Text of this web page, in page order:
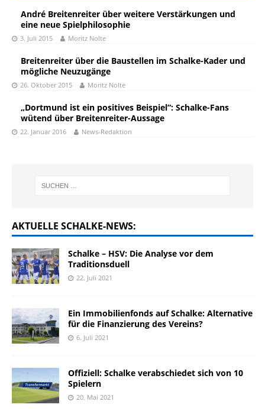
André Breitenreiter über weitere Verstärkungen und
eine neue Spielphilosophie
3. Juli 2015 Moritz Nolte
Breitenreiter über die Baustellen im Schalke-Kader und
mögliche Neuzugänge
26. Oktober 2015 Moritz Nolte
„Dortmund ist ein positives Beispiel“: Schalke-Fans
wütend über Breitenreiter-Aussage
22. Januar 2016 News-Redaktion
AKTUELLE SCHALKE-NEWS:
Schalke – HSV: Die Analyse vor dem
Traditionsduell
22. Juli 2021
Ein Immobilienfonds auf Schalke: Alternative
für die Finanzierung des Vereins?
6. Juli 2021
Offiziell: Schalke verabschiedet sich von 10
Spielern
20. Mai 2021